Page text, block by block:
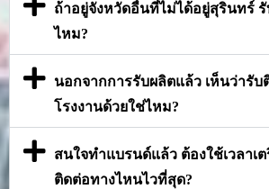
ถ้าอยู่จังหวัดอื่นที่ไม่ได้อยู่สุรินทร์
ไหม?
นอกจากการรับผลิตแล้ว เห็นว่ารับ
โรงงานด้วยใช่ไหม?
สนใจทำแบรนด์แล้ว ต้องใช้เวลาเ
ติดต่อทางไหนไวที่สุด?